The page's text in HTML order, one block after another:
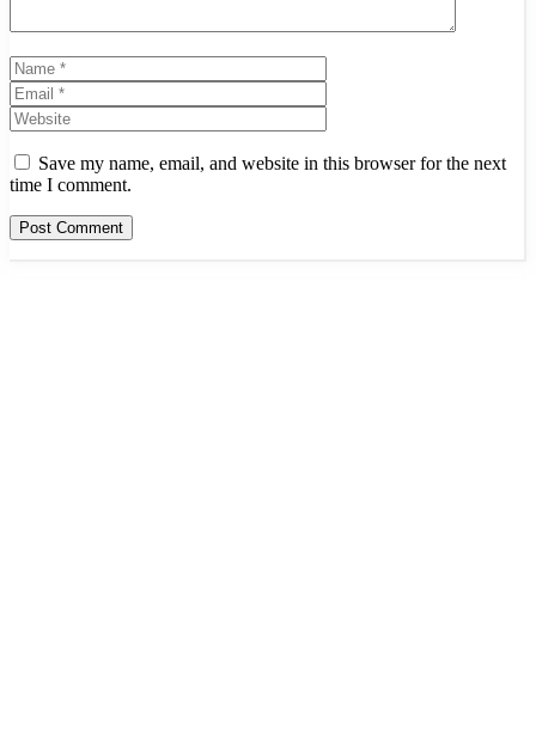
Name
Save my name, email, and website in this browser for the next
time I comment.